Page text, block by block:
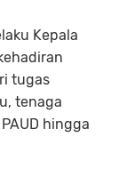
Kepala
tugas
tenaga
hingga